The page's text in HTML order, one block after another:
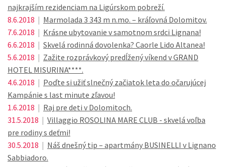
najkrajším rezidenciam na Ligúrskom pobreží.
8.6.2018 | Marmolada 3 343 m n.mo. – kráľovná Dolomitov.
7.6.2018 | Krásne ubytovanie v samotnom srdci Lignana!
6.6.2018 | Skvelá rodinná dovolenka? Caorle Lido Altanea!
5.6.2018 | Zažite rozprávkový predĺžený víkend v GRAND
HOTEL MISURINA****.
4.6.2018 | Poďte si užiť slnečný začiatok leta do očarujúcej
Kampánie s last minute zľavou!
1.6.2018 | Raj pre deti v Dolomitoch.
31.5.2018 | Villaggio ROSOLINA MARE CLUB - skvelá voľba
pre rodiny s deťmi!
30.5.2018 | Náš dnešný tip – apartmány BUSINELLI v Lignano
Sabbiadoro.